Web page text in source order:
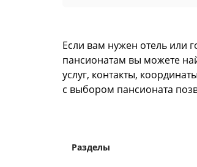
Если вам нужен отель или
пансионатам вы можете
услуг, контакты,
с выбором пансионата
Разделы